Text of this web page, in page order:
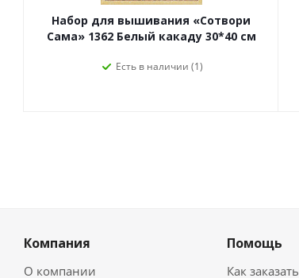
Набор для вышивания «Сотвори
Сама» 1362 Белый какаду 30*40 см
Есть в наличии (1)
Компания
О компании
Помощь
Как заказать